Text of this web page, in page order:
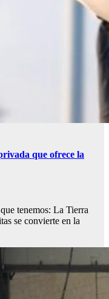
que ofrece la
tenemos: La Tierra
se convierte en la